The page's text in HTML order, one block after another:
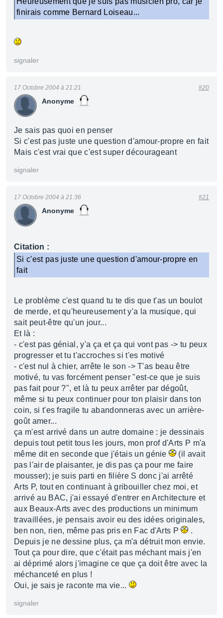
finirais comme Bernard Loiseau...
signaler
Anonyme
17 Octobre 2004 à 21:21 #20
Je sais pas quoi en penser
Si c'est pas juste une question d'amour-propre en fait
Mais c'est vrai que c'est super décourageant
signaler
Anonyme
17 Octobre 2004 à 21:36 #21
Citation :
Si c'est pas juste une question d'amour-propre en
fait
Le problème c'est quand tu te dis que t'as un boulot
de merde, et qu'heureusement y'a la musique, qui
sait peut-être qu'un jour...
Et là :
- c'est pas génial, y'a ça et ça qui vont pas -> tu peux
progresser et tu t'accroches si t'es motivé
- c'est nul à chier, arrête le son -> T'as beau être
motivé, tu vas forcément penser "est-ce que je suis
pas fait pour ?", et là tu peux arrêter par dégoût,
même si tu peux continuer pour ton plaisir dans ton
coin, si t'es fragile tu abandonneras avec un arrière-
goût amer...
ça m'est arrivé dans un autre domaine : je dessinais
depuis tout petit tous les jours, mon prof d'Arts P m'a
même dit en seconde que j'étais un génie
(il avait
pas l'air de plaisanter, je dis pas ça pour me faire
mousser); je suis parti en filière S donc j'ai arrêté
Arts P, tout en continuant à gribouiller chez moi, et
arrivé au BAC, j'ai essayé d'entrer en Architecture et
aux Beaux-Arts avec des productions un minimum
travaillées, je pensais avoir eu des idées originales,
ben non, rien, même pas pris en Fac d'Arts P
.
Depuis je ne dessine plus, ça m'a détruit mon envie.
Tout ça pour dire, que c'était pas méchant mais j'en
ai déprimé alors j'imagine ce que ça doit être avec la
méchanceté en plus !
Oui, je sais je raconte ma vie...
signaler